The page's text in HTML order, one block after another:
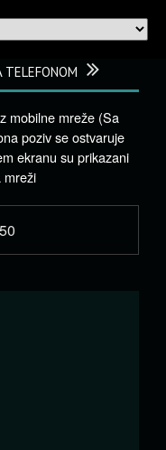
TELEFONOM
mobilne mreže (Sa
poziv se ostvaruje
ekranu su prikazani
mreži